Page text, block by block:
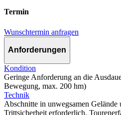
Termin
Wunschtermin anfragen
Anforderungen
Kondition
Geringe Anforderung an die
Bewegung, max. 200 hm)
Technik
Abschnitte in unwegsamen Gelände
Trittsicherheit erforderlich.